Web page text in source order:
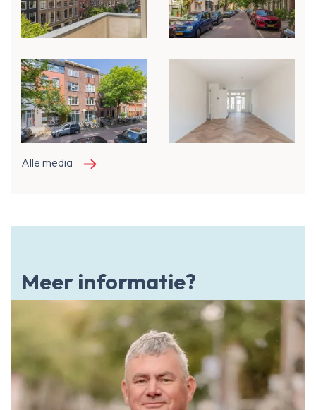
Alle media
Meer informatie?